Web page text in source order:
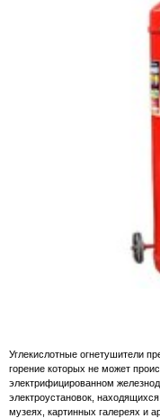
Углекислотные огнетушители
горение которых не может
электрифицированном
электроустановок,
музеях, картинных галереях и